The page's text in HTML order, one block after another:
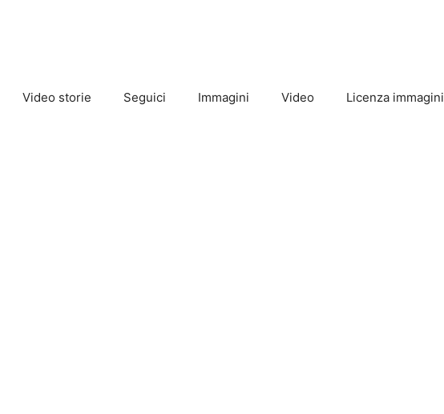
Video storie Seguici Immagini Video Licenza immagini